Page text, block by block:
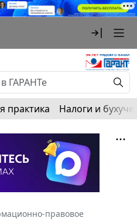
практика Налоги и
правовое